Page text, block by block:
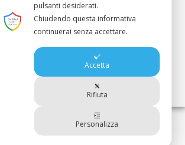
UC_CastagnetoCcci
UC_Cecina
UC_RosignanoMmo
pulsanti desiderati.
Chiudendo questa informativa
continuerai senza accettare.
Accetta
Rifiuta
Personalizza